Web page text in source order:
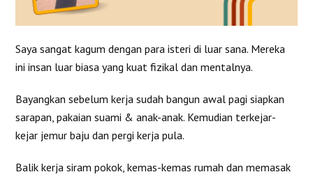
Saya sangat kagum dengan para isteri di luar sana. Mereka
ini insan luar biasa yang kuat fizikal dan mentalnya.
Bayangkan sebelum kerja sudah bangun awal pagi siapkan
sarapan, pakaian suami & anak-anak. Kemudian terkejar-
kejar jemur baju dan pergi kerja pula.
Balik kerja siram pokok, kemas-kemas rumah dan memasak